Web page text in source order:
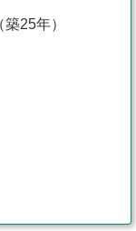
25年）